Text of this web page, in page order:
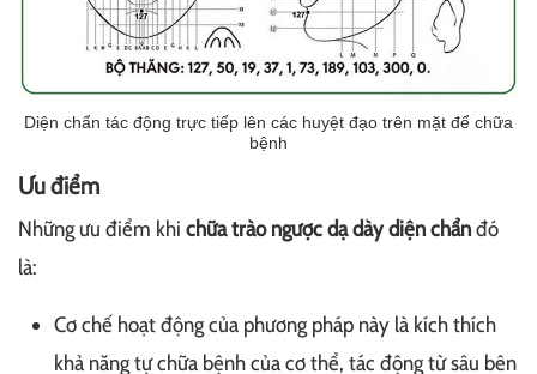
Diện chẩn tác động trực tiếp lên các huyệt đạo trên mặt để chữa
bệnh
Ưu điểm
Những ưu điểm khi chữa trào ngược dạ dày diện chẩnđó
là:
Cơ chế hoạt động của phương pháp này là kích thích
khả năng tự chữa bệnh của cơ thể, tác động từ sâu bên